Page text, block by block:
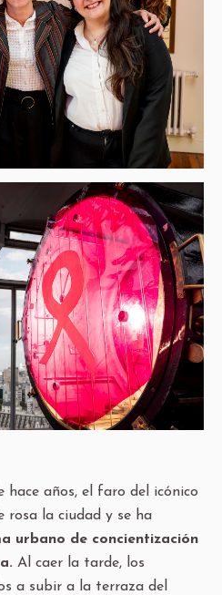
hace años, el faro del icónico
rosa la ciudad y se ha
urbano de concientización
Al caer la tarde, los
a subir a la terraza del